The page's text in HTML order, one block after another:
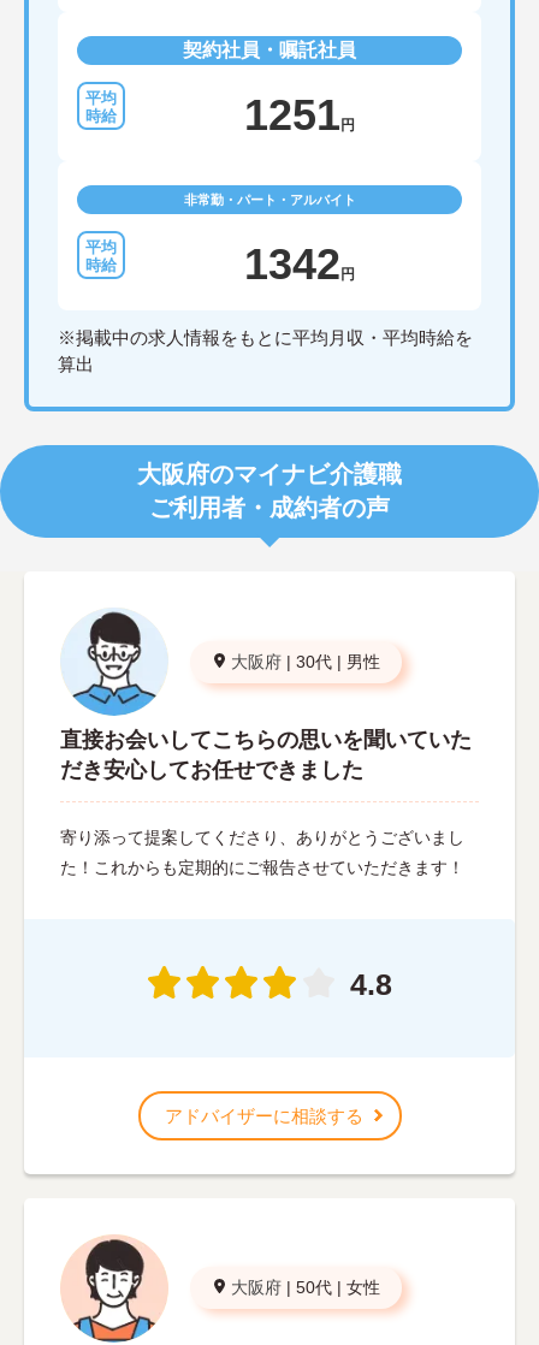
契約社員・嘱託社員
1251 円
非常勤・パート・アルバイト
1342 円
※掲載中の求人情報をもとに平均月収・平均時給を
算出
大阪府のマイナビ介護職
ご利用者・成約者の声
大阪府 | 30代 | 男性
直接お会いしてこちらの思いを聞いていた
だき安心してお任せできました
寄り添って提案してくださり、ありがとうございまし
た！これからも定期的にご報告させていただきます！
4.8
アドバイザーに相談する
大阪府 | 50代 | 女性